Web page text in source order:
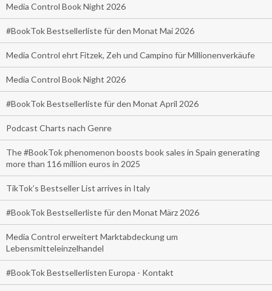
Media Control Book Night 2026
#BookTok Bestsellerliste für den Monat Mai 2026
Media Control ehrt Fitzek, Zeh und Campino für Millionenverkäufe
Media Control Book Night 2026
#BookTok Bestsellerliste für den Monat April 2026
Podcast Charts nach Genre
The #BookTok phenomenon boosts book sales in Spain generating
more than 116 million euros in 2025
TikTok’s Bestseller List arrives in Italy
#BookTok Bestsellerliste für den Monat März 2026
Media Control erweitert Marktabdeckung um
Lebensmitteleinzelhandel
#BookTok Bestsellerlisten Europa - Kontakt